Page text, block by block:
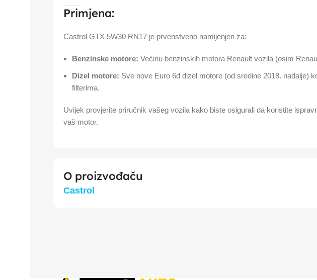
Primjena:
Castrol GTX 5W30 RN17 je prvenstveno namijenjen za:
Benzinske motore: Većinu benzinskih motora Renault vozila (osim
Dizel motore: Sve nove Euro 6d dizel motore (od sredine 2018. nadalje)
filterima.
Uvijek provjerite priručnik vašeg vozila kako biste osigurali da koristite
vaš motor.
O proizvođaču
Castrol